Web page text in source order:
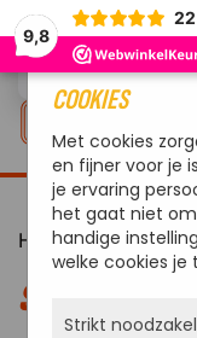
9,8
22
Overslaan en
Home/ Producten
SKILLET
COOKIES
Met cookies
en fijner voor je
je ervaring
het gaat niet
handige
welke cookies je
Strikt